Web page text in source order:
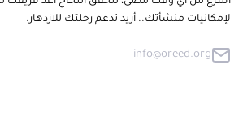
لإمكانيات منشأتك.. أريد تدعم رحلتك للازدهار.
info@oreed.org